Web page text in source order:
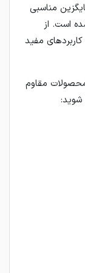
مناسبی
است. از
مفید
مقاوم
شوید: